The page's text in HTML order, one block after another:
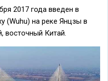
2017 года введен в
(Wuhu) на реке Янцзы в
восточный Китай.